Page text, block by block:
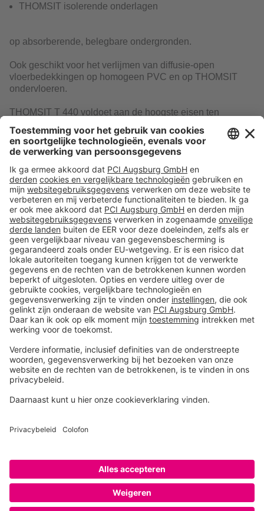
THOMSIT isolerende onderlagen
op absorberende, belegbare ondergronden.
Ook geschikt voor het verlijmen van diffusie-open
vloerbedekkingen op homogeen PVC en op THOMSIT
ondervloeren.
THOMSIT T 440 voldoet aan de hoogste eisen ten
ruimten en milieu.
Download
Volg ons op:
Producten
Toolbox
Over THOMSIT
Contact
Privacy instellingen
Copyright © 2026 PCI Augsburg GmbH